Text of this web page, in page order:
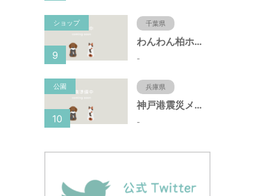
ショップ 千葉県
わんわん柏ホームビレッジ（老犬ホーム・老犬ホテル）
-
9
公園 兵庫県
神戸港震災メモリアルパーク（兵庫県神戸市）
-
10